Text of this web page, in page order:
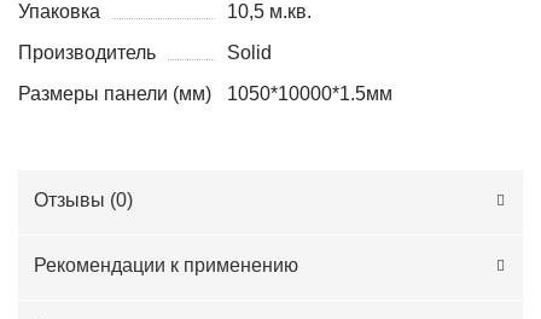
Упаковка
10,5 м.кв.
Производитель
Solid
Размеры панели (мм)
1050*10000*1.5мм
Отзывы (0)
Рекомендации к применению